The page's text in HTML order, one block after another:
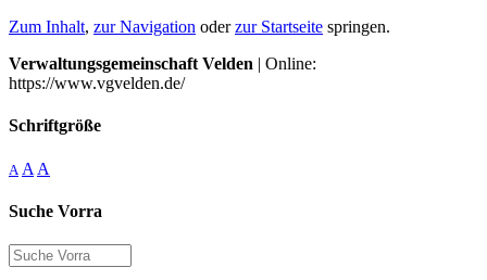
Zum Inhalt, zur Navigation oderzur Startseite springen.
Verwaltungsgemeinschaft Velden | Online:
https://www.vgvelden.de/
Schriftgröße
A A A
Suche Vorra